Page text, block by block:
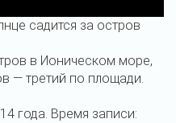
садится за остров
в Ионическом море,
— третий по площади.
года. Время записи: